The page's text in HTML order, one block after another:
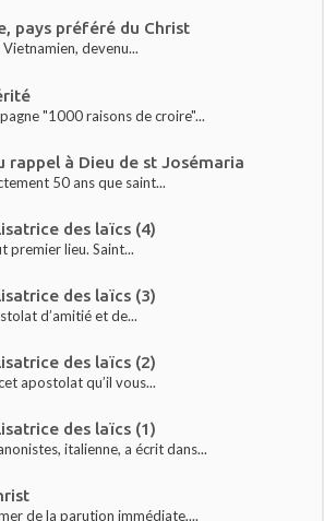
pays préféré du Christ
devenu...
"1000 raisons de croire"...
rappel à Dieu de st Josémaria
50 ans que saint...
des laïcs (4)
premier lieu. Saint...
des laïcs (3)
d’amitié et de...
des laïcs (2)
apostolat qu’il vous...
des laïcs (1)
italienne, a écrit dans...
de la parution immédiate,...